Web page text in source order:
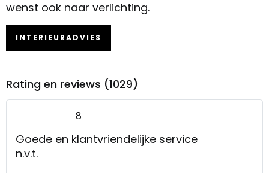
wenst ook naar verlichting.
INTERIEURADVIES
Rating en reviews (1029)
8
Goede en klantvriendelijke service
n.v.t.